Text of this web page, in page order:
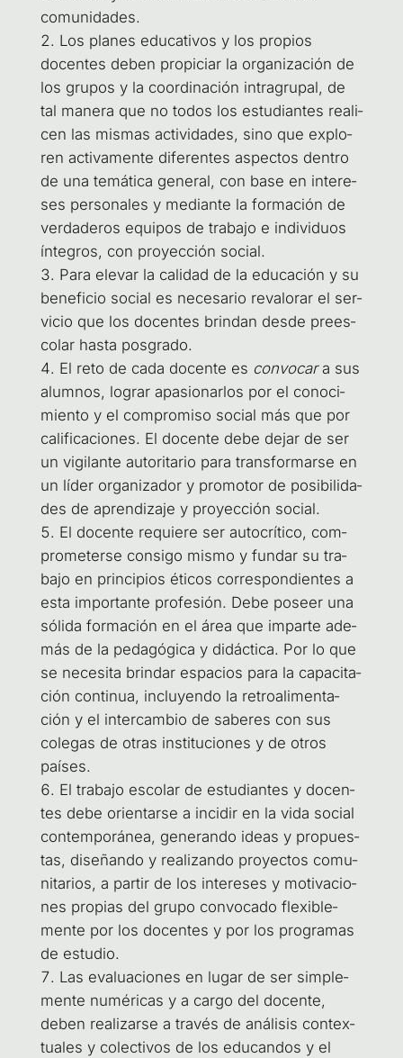
comunidades.
Los pla­nes edu­ca­ti­vos y los pro­pios
docen­tes deben pro­pi­ciar la orga­ni­za­ción de
los gru­pos y la coor­di­na­ción intra­gru­pal, de
tal mane­ra que no todos los estu­dian­tes reali­
cen las mis­mas acti­vi­da­des, sino que explo­
ren acti­va­men­te dife­ren­tes aspec­tos den­tro
de una temá­ti­ca gene­ral, con base en intere­
ses per­so­na­les y median­te la for­ma­ción de
ver­da­de­ros equi­pos de tra­ba­jo e indi­vi­duos
ínte­gros, con pro­yec­ción social.
Para ele­var la cali­dad de la edu­ca­ción y su
bene­fi­cio social es nece­sa­rio reva­lo­rar el ser­
vi­cio que los docen­tes brin­dan des­de pre­es­
co­lar has­ta posgrado.
El reto de cada docen­te es con­vo­cara sus
alum­nos, lograr apa­sio­nar­los por el cono­ci­
mien­to y el com­pro­mi­so social más que por
cali­fi­ca­cio­nes. El docen­te debe dejar de ser
un vigi­lan­te auto­ri­ta­rio para trans­for­mar­se en
un líder orga­ni­za­dor y pro­mo­tor de posi­bi­li­da­
des de apren­di­za­je y pro­yec­ción social.
El docen­te requie­re ser auto­crí­ti­co, com­
pro­me­ter­se con­si­go mis­mo y fun­dar su tra­
ba­jo en prin­ci­pios éti­cos corres­pon­dien­tes a
esta impor­tan­te pro­fe­sión. Debe poseer una
sóli­da for­ma­ción en el área que impar­te ade­
más de la peda­gó­gi­ca y didác­ti­ca. Por lo que
se nece­si­ta brin­dar espa­cios para la capa­ci­ta­
ción con­ti­nua, inclu­yen­do la retro­ali­men­ta­
ción y el inter­cam­bio de sabe­res con sus
cole­gas de otras ins­ti­tu­cio­nes y de otros
países.
El tra­ba­jo esco­lar de estu­dian­tes y docen­
tes debe orien­tar­se a inci­dir en la vida social
con­tem­po­rá­nea, gene­ran­do ideas y pro­pues­
tas, dise­ñan­do y rea­li­zan­do pro­yec­tos comu­
ni­ta­rios, a par­tir de los intere­ses y moti­va­cio­
nes pro­pias del gru­po con­vo­ca­do fle­xi­ble­
men­te por los docen­tes y por los pro­gra­mas
de estudio.
Las eva­lua­cio­nes en lugar de ser sim­ple­
men­te numé­ri­cas y a car­go del docen­te,
deben rea­li­zar­se a tra­vés de aná­li­sis con­tex­
tua­les y colec­ti­vos de los edu­can­dos y el